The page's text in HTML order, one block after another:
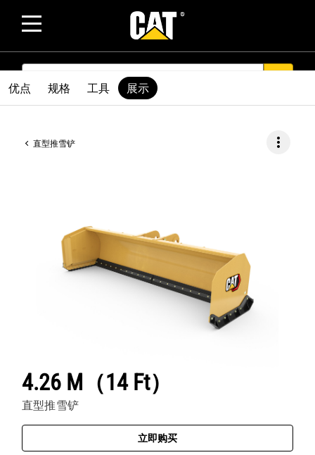
SEARCH
直型推雪铲 more_vert
4.26 M（14 Ft）
直型推雪铲
立即购买
优点 规格 工具 展示